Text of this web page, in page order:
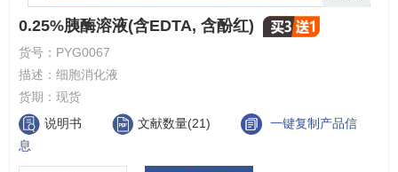
0.25%胰酶溶液(含EDTA, 含酚红)
货号： PYG0067
描述： 细胞消化液
货期： 现货
说明书
文献数量(21)
一键复制产品信
息